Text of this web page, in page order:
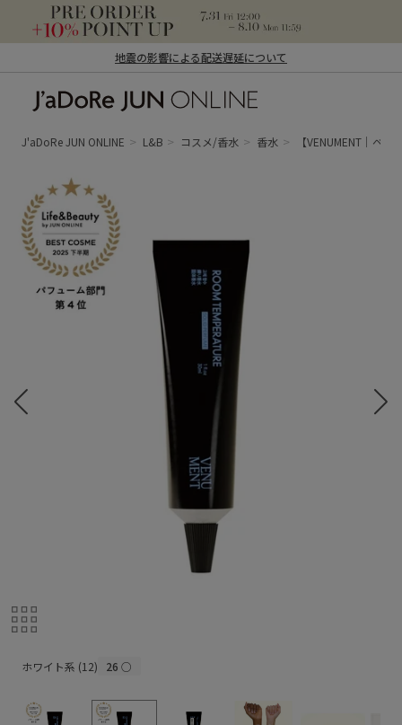
地震の影響による配送遅延について
ン オンライン）
J'aDoRe JUN ONLINE L&B コスメ/香水 香水 【VENUMENT｜ベ
ホワイト系 (12) 26○